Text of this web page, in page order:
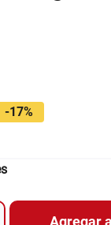
-17%
Agregar